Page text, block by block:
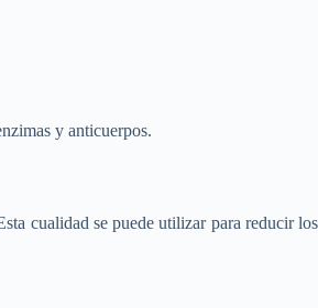
y anticuerpos.
cualidad se puede utilizar para reducir los